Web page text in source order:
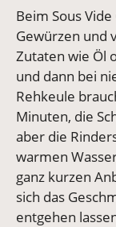
Beim Sous
Gewürzen und
Zutaten wie Öl
und dann bei
Rehkeule
Minuten, die
aber die
warmen
ganz kurzen
sich das
entgehen